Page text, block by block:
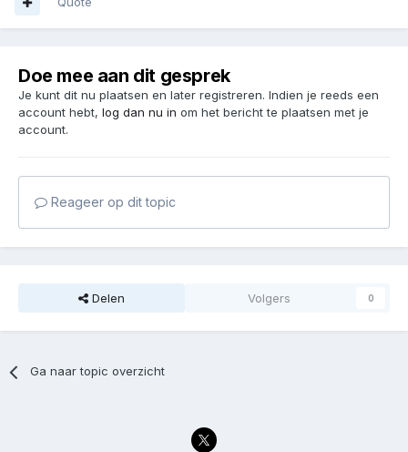
Doe mee aan dit gesprek
Je kunt dit nu plaatsen en later registreren. Indien je reeds een
account hebt, log dan nu in om het bericht te plaatsen met je
account.
Reageer op dit topic
Delen Volgers 0
Ga naar topic overzicht